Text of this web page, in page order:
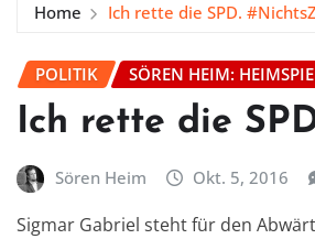
Home Ich rette die SPD.
POLITIK SÖREN HEIM:
Ich rette die
Sören Heim Okt. 5, 2016
Sigmar Gabriel steht für den